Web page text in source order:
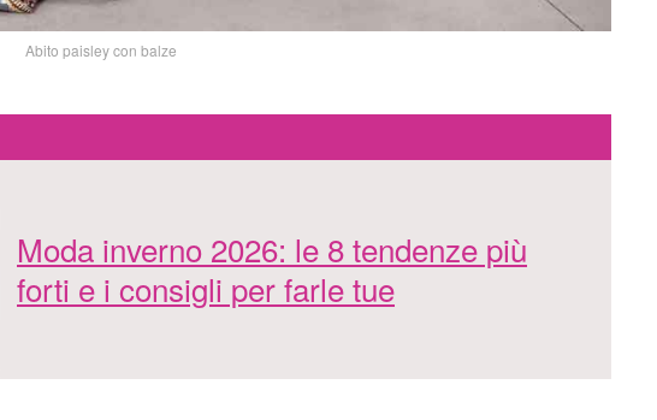
Abito paisley con balze
Moda inverno 2026: le 8 tendenze più
forti e i consigli per farle tue